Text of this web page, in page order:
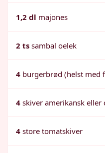
1,2 dl majones
2 ts sambal oelek
4 burgerbrød (helst med
4 skiver amerikansk eller
4 store tomatskiver